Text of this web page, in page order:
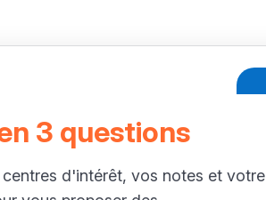
3 questions
d'intérêt, vos notes et votre